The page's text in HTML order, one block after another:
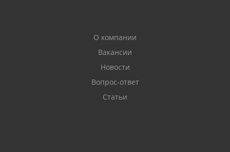
О компании
Вакансии
Новости
Вопрос-ответ
Статьи